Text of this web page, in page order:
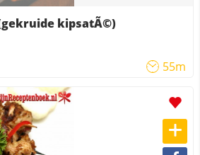
kipsatÃ©)
55m